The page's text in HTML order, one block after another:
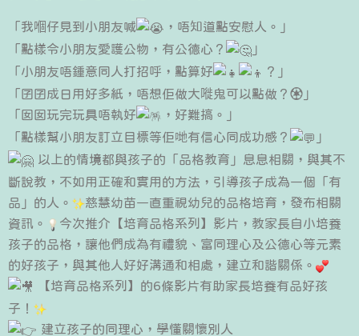
「我嗰仔見到小朋友喊
，唔知道點安慰人。」
「點樣令小朋友愛護公物，有公德心？
」
「小朋友唔鍾意同人打招呼，點算好
？」
「囝囝成日用好多紙，唔想佢做大嘥鬼可以點做？♼」
「囡囡玩完玩具唔執好
，好難搞。」
「點樣幫小朋友訂立目標等佢哋有信心同成功感？
」
以上的情境都與孩子的「品格教育」息息相關，與其不
斷說教，不如用正確和實用的方法，引導孩子成為一個「有
品」的人。
慈慧幼苗一直重視幼兒的品格培育，發布相關
資訊。
今次推介【培育品格系列】影片，教家長自小培養
孩子的品格，讓他們成為有禮貌、富同理心及公德心等元素
的好孩子，與其他人好好溝通和相處，建立和諧關係。
【培育品格系列】的6條影片有助家長培養有品好孩
子！
建立孩子的同理心，學懂關懷別人